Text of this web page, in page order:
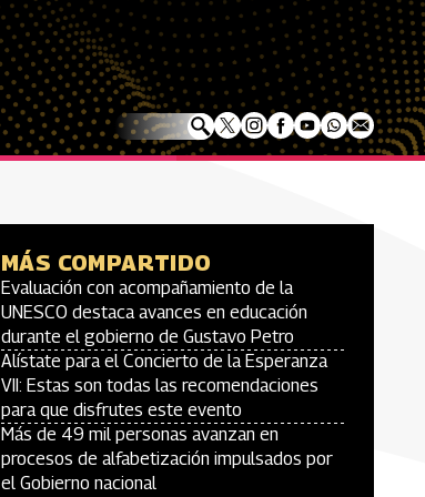
MÁS COMPARTIDO
Evaluación con acompañamiento de la
UNESCO destaca avances en educación
durante el gobierno de Gustavo Petro
Alístate para el Concierto de la Esperanza
VII: Estas son todas las recomendaciones
para que disfrutes este evento
Más de 49 mil personas avanzan en
procesos de alfabetización impulsados por
el Gobierno nacional